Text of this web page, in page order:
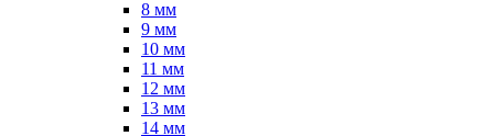
8 мм
9 мм
10 мм
11 мм
12 мм
13 мм
14 мм